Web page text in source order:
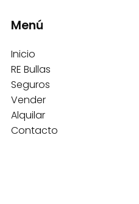
Menú
Inicio
RE Bullas
Seguros
Vender
Alquilar
Contacto